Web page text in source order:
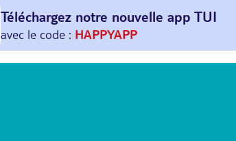
Téléchargez notre nouvelle app TUI
Et profitez de 30€ offerts*sur votreprochain
avec le code : HAPPYAPP